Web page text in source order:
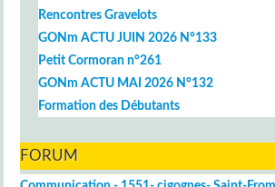
Rencontres Gravelots
GONm ACTU JUIN 2026 N°133
Petit Cormoran n°261
GONm ACTU MAI 2026 N°132
Formation des Débutants
FORUM